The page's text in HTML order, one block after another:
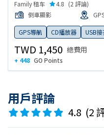
Family 租车 4.8 (2 評論)
倒車顯影
GPS導航 CD播放器 USB
TWD 1,450 總費用
+ 448 GO Points
用戶評論
4.8 (2